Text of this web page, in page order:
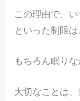
この理由で、
といった制限は
もちろん眠りな
大切なことは、